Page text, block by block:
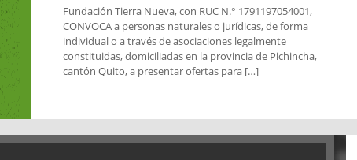
Fundación Tierra Nueva, con RUC N.° 1791197054001,
CONVOCA a personas naturales o jurídicas, de forma
individual o a través de asociaciones legalmente
constituidas, domiciliadas en la provincia de Pichincha,
cantón Quito, a presentar ofertas para […]